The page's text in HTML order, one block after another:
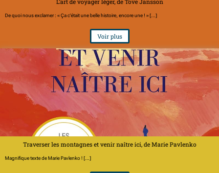
De quoi nous exclamer : « Ça c'était une belle histoire, encore une ! » [...]
Voir plus
Traverser les montagnes et venir naître ici, de Marie Pavlenko
Magnifique texte de Marie Pavlenko ! [...]